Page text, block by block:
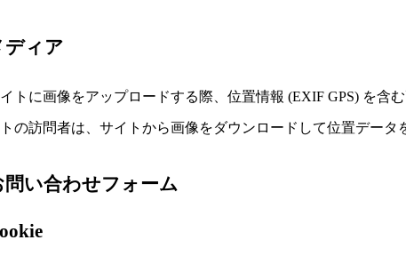
ディア
トに画像をアップロードする際、位置情報 (EXIF GPS) を含
の訪問者は、サイトから画像をダウンロードして位置データ
問い合わせフォーム